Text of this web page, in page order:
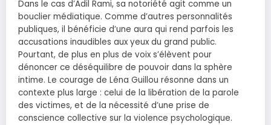
Dans le cas d’Adil Rami, sa notoriété agit comme un
bouclier médiatique. Comme d’autres personnalités
publiques, il bénéficie d’une aura qui rend parfois les
accusations inaudibles aux yeux du grand public.
Pourtant, de plus en plus de voix s’élèvent pour
dénoncer ce déséquilibre de pouvoir dans la sphère
intime. Le courage de Léna Guillou résonne dans un
contexte plus large : celui de la libération de la parole
des victimes, et de la nécessité d’une prise de
conscience collective sur la violence psychologique.